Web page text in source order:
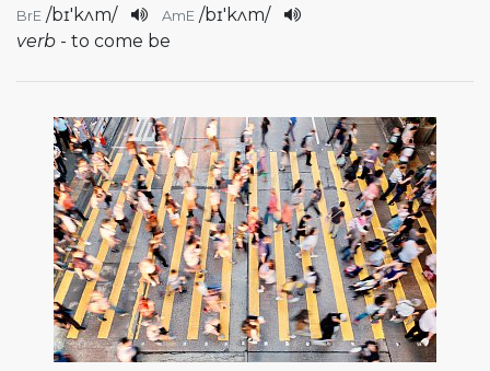
BrE /bɪ'kʌm/ AmE /bɪ'kʌm/
verb - to come be